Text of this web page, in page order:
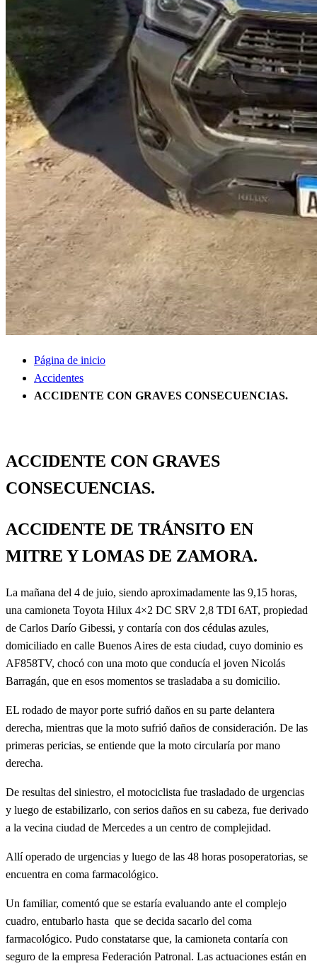
Página de inicio
Accidentes
ACCIDENTE CON GRAVES CONSECUENCIAS.
ACCIDENTE CON GRAVES
CONSECUENCIAS.
ACCIDENTE DE TRÁNSITO EN
MITRE Y LOMAS DE ZAMORA.
La mañana del 4 de juio, siendo aproximadamente las 9,15 horas,
una camioneta Toyota Hilux 4×2 DC SRV 2,8 TDI 6AT, propiedad
de Carlos Darío Gibessi, y contaría con dos cédulas azules,
domiciliado en calle Buenos Aires de esta ciudad, cuyo dominio es
AF858TV, chocó con una moto que conducía el joven Nicolás
Barragán, que en esos momentos se trasladaba a su domicilio.
EL rodado de mayor porte sufrió daños en su parte delantera
derecha, mientras que la moto sufrió daños de consideración. De las
primeras pericias, se entiende que la moto circularía por mano
derecha.
De resultas del siniestro, el motociclista fue trasladado de urgencias
y luego de estabilizarlo, con serios daños en su cabeza, fue derivado
a la vecina ciudad de Mercedes a un centro de complejidad.
Allí operado de urgencias y luego de las 48 horas posoperatorias, se
encuentra en coma farmacológico.
Un familiar, comentó que se estaría evaluando ante el complejo
cuadro, entubarlo hasta que se decida sacarlo del coma
farmacológico. Pudo constatarse que, la camioneta contaría con
seguro de la empresa Federación Patronal. Las actuaciones están en